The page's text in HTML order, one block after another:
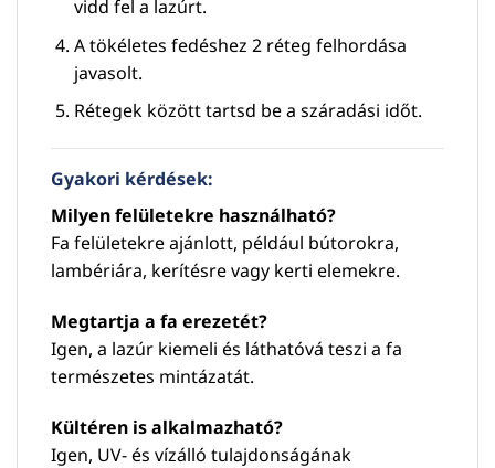
vidd fel a lazúrt.
A tökéletes fedéshez 2 réteg felhordása
javasolt.
Rétegek között tartsd be a száradási időt.
Gyakori kérdések:
Milyen felületekre használható?
Fa felületekre ajánlott, például bútorokra,
lambériára, kerítésre vagy kerti elemekre.
Megtartja a fa erezetét?
Igen, a lazúr kiemeli és láthatóvá teszi a fa
természetes mintázatát.
Kültéren is alkalmazható?
Igen, UV- és vízálló tulajdonságának